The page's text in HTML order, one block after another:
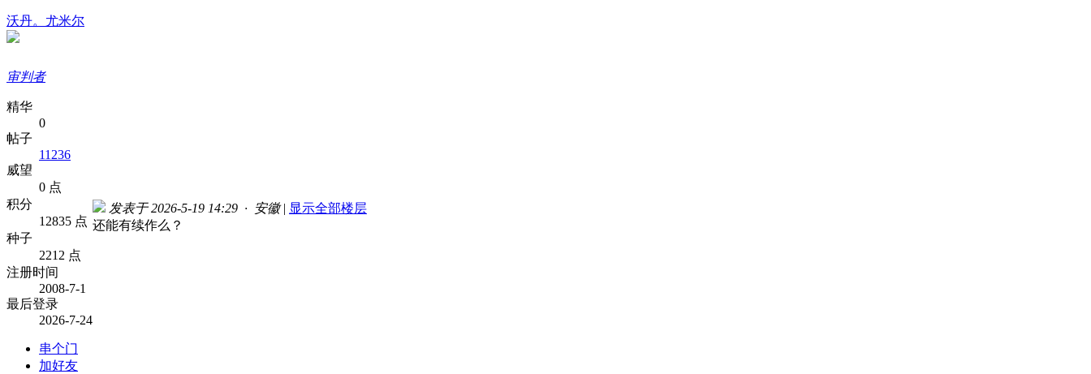
沃丹。尤米尔
审判者
精华
0
帖子
11236
威望
0 点
积分
12835 点
种子
2212 点
注册时间
2008-7-1
最后登录
2026-7-24
串个门
加好友
发表于 2026-5-19 14:29 · 安徽 | 显示全部楼层
还能有续作么？